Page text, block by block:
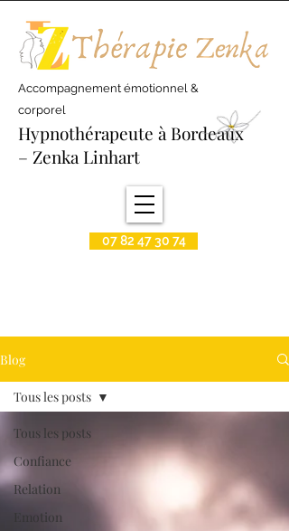
Accompagnement émotionnel &
corporel
Hypnothérapeute à Bordeaux
– Zenka Linhart
07 82 47 30 74
Blog
Tous les posts
Confiance
Relation
Emotion
Tous les posts